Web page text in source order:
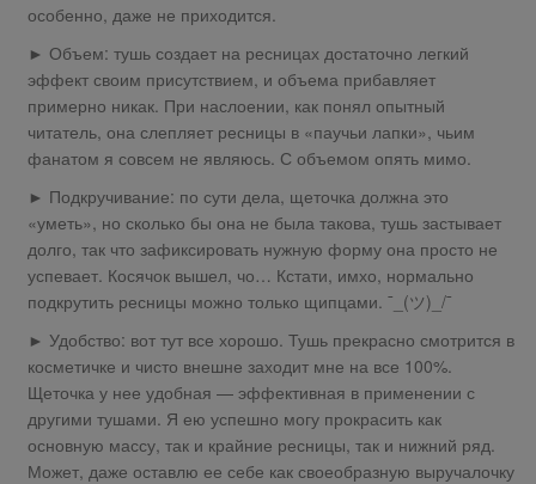
особенно, даже не приходится.
► Объем: тушь создает на ресницах достаточно легкий
эффект своим присутствием, и объема прибавляет
примерно никак. При наслоении, как понял опытный
читатель, она слепляет ресницы в «паучьи лапки», чьим
фанатом я совсем не являюсь. С объемом опять мимо.
► Подкручивание: по сути дела, щеточка должна это
«уметь», но сколько бы она не была такова, тушь застывает
долго, так что зафиксировать нужную форму она просто не
успевает. Косячок вышел, чо… Кстати, имхо, нормально
подкрутить ресницы можно только щипцами. ¯_(ツ)_/¯
► Удобство: вот тут все хорошо. Тушь прекрасно смотрится в
косметичке и чисто внешне заходит мне на все 100%.
Щеточка у нее удобная — эффективная в применении с
другими тушами. Я ею успешно могу прокрасить как
основную массу, так и крайние ресницы, так и нижний ряд.
Может, даже оставлю ее себе как своеобразную выручалочку